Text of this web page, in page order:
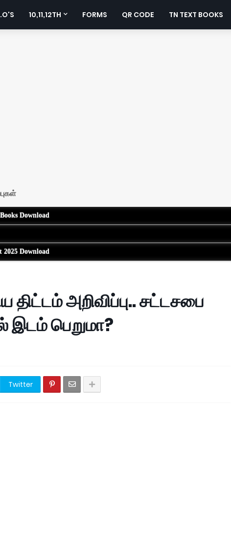
10,11,12TH FORMS QR CODE TN TEXT BOOKS
Download
2025 Download
அறிவிப்பு.. சட்டசபை
இடம் பெறுமா?
Twitter